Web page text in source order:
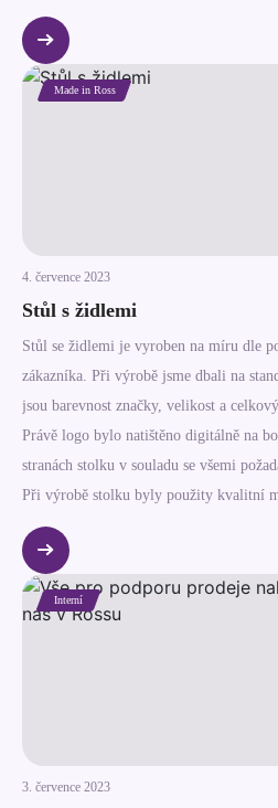
montáží – tak aby bylo vše připraveno
otevření prodejny.
Made in Ross
4. července 2023
Stůl s židlemi
Stůl se židlemi je vyroben na míru dle
zákazníka. Při výrobě jsme dbali na
jsou barevnost značky, velikost a
Právě logo bylo natištěno digitálně na
stranách stolku v souladu se všemi
Při výrobě stolku byly použity kvalitní
Dřevěná část je vyrobena z masivu, která
dlouhou životnost, ale také o nadčasový
Celkový design doplňuje pevná
oceli, která slouží také jako nožičky
Interní
3. července 2023